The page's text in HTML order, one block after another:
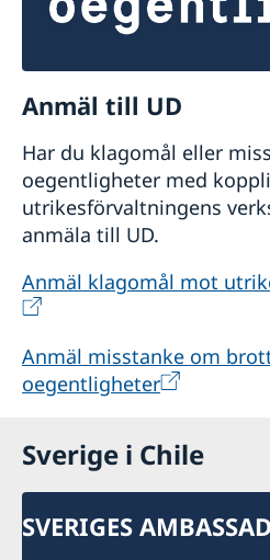
Anmäl till UD
Har du klagomål eller
oegentligheter med
utrikesförvaltningens
anmäla till UD.
Anmäl klagomål mot
Anmäl misstanke om
oegentligheter
Sverige i Chile
SVERIGES AMBASSAD